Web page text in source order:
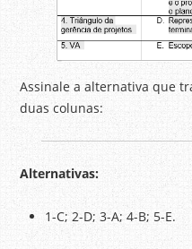
Assinale a alternativa que
duas colunas:
Alternativas:
1-C; 2-D; 3-A; 4-B; 5-E.